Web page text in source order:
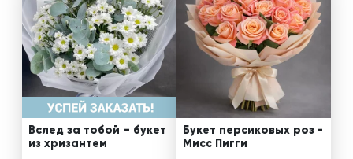
Вслед за тобой – букет
из хризантем
Букет персиковых роз -
Мисс Пигги